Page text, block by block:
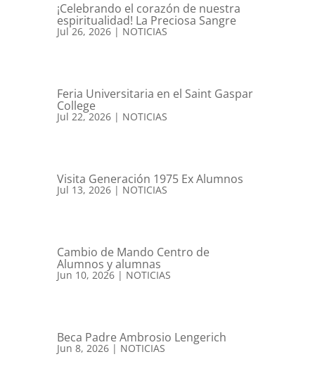
¡Celebrando el corazón de nuestra
espiritualidad! La Preciosa Sangre
Jul 26, 2026| NOTICIAS
Feria Universitaria en el Saint Gaspar
College
Jul 22, 2026| NOTICIAS
Visita Generación 1975 Ex Alumnos
Jul 13, 2026| NOTICIAS
Cambio de Mando Centro de
Alumnos y alumnas
Jun 10, 2026| NOTICIAS
Beca Padre Ambrosio Lengerich
Jun 8, 2026| NOTICIAS